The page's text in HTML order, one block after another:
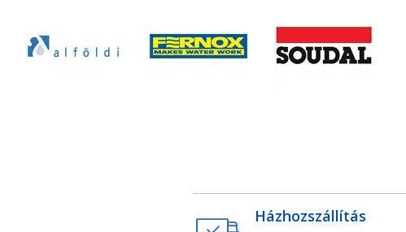
Házhozszállítás